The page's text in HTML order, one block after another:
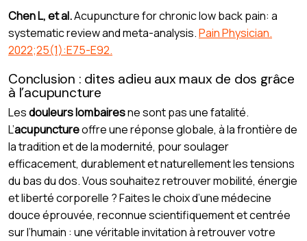
Chen L, et al.Acupuncture for chronic low back pain: a
systematic review and meta-analysis.Pain Physician.
2022;25(1):E75-E92.
Conclusion : dites adieu aux maux de dos grâce
à l’acupuncture
Lesdouleurs lombairesne sont pas une fatalité.
L’acupunctureoffre une réponse globale, à la frontière de
la tradition et de la modernité, pour soulager
efficacement, durablement et naturellement les tensions
du bas du dos. Vous souhaitez retrouver mobilité, énergie
et liberté corporelle ? Faites le choix d’une médecine
douce éprouvée, reconnue scientifiquement et centrée
sur l’humain : une véritable invitation à retrouver votre